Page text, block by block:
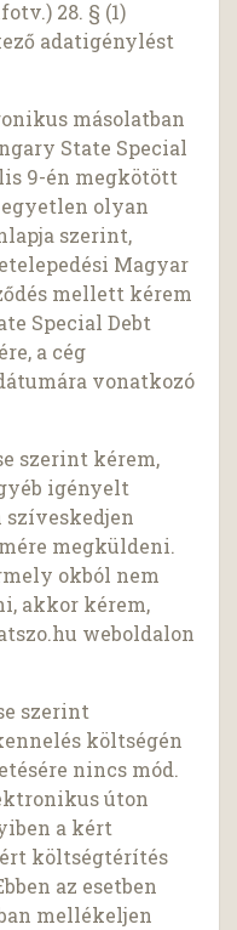
28. § (1)
adatigénylést
másolatban
State Special
9-én megkötött
egyetlen olyan
szerint,
Magyar
mellett kérem
Special Debt
a cég
vonatkozó
szerint kérem,
igényelt
megküldeni.
okból nem
akkor kérem,
weboldalon
szerint
költségén
nincs mód.
úton
a kért
költségtérítés
az esetben
mellékeljen